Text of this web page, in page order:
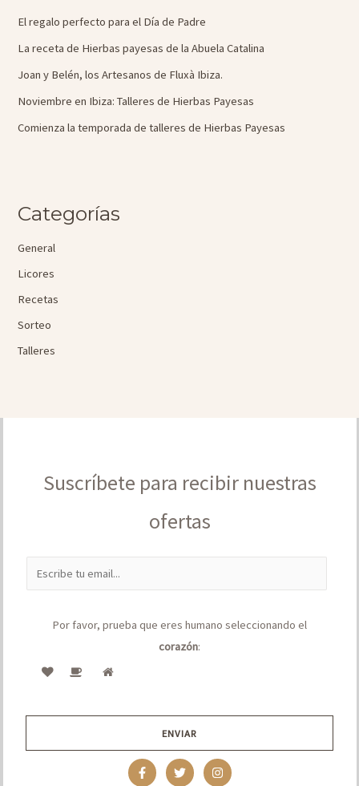
El regalo perfecto para el Día de Padre
La receta de Hierbas payesas de la Abuela Catalina
Joan y Belén, los Artesanos de Fluxà Ibiza.
Noviembre en Ibiza: Talleres de Hierbas Payesas
Comienza la temporada de talleres de Hierbas Payesas
Categorías
General
Licores
Recetas
Sorteo
Talleres
Suscríbete para recibir nuestras
ofertas
m
Por favor, prueba que eres humano seleccionando el
corazón:
ENVIAR